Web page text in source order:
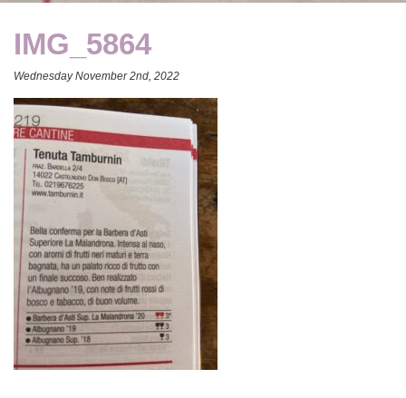
IMG_5864
Wednesday November 2nd, 2022